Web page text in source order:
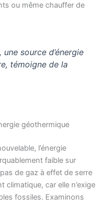
ou même chauffer de
une source d’énergie
témoigne de la
géothermique
l’énergie
faible sur
de gaz à effet de serre
car elle n’exige
fossiles. Examinons